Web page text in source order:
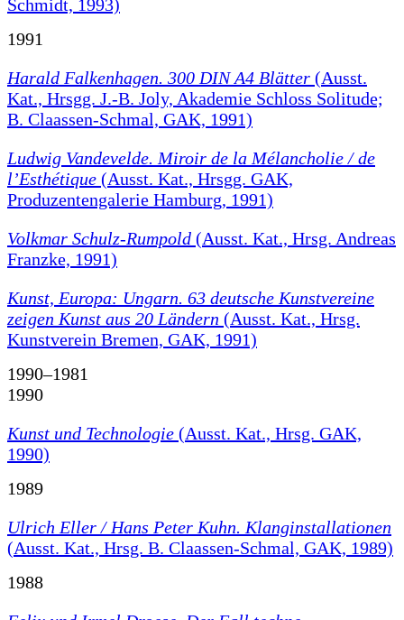
Schmidt, 1993)
1991
Harald Falkenhagen. 300 DIN A4 Blätter (Ausst.
Kat., Hrsgg. J.-B. Joly, Akademie Schloss Solitude;
B. Claassen-Schmal, GAK, 1991)
Ludwig Vandevelde. Miroir de la Mélancholie / de
l’Esthétique (Ausst. Kat., Hrsgg. GAK,
Produzentengalerie Hamburg, 1991)
Volkmar Schulz-Rumpold (Ausst. Kat., Hrsg. Andreas
Franzke, 1991)
Kunst, Europa: Ungarn. 63 deutsche Kunstvereine
zeigen Kunst aus 20 Ländern (Ausst. Kat., Hrsg.
Kunstverein Bremen, GAK, 1991)
1990–1981
1990
Kunst und Technologie (Ausst. Kat., Hrsg. GAK,
1990)
1989
Ulrich Eller / Hans Peter Kuhn. Klanginstallationen
(Ausst. Kat., Hrsg. B. Claassen-Schmal, GAK, 1989)
1988